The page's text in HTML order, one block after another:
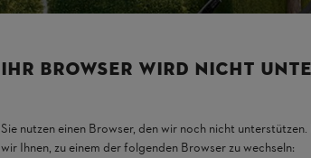
IHR BROWSER WIRD NICHT
Sie nutzen einen Browser, den wir noch nicht
wir Ihnen, zu einem der folgenden Browser zu wechseln: